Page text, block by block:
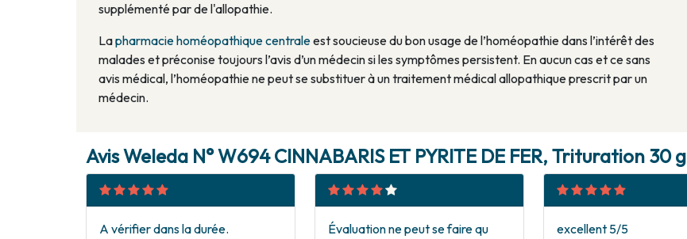
supplémenté par de l'allopathie.
Lapharmacie homéopathique centraleest soucieuse du bon usage de l’homéopathie dans l’intérêt des
malades et préconise toujours l’avis d’un médecin si les symptômes persistent. En aucun cas et ce sans
avis médical, l’homéopathie ne peut se substituer à un traitement médical allopathique prescrit par un
médecin.
Avis Weleda N° W694 CINNABARIS ET PYRITE DE FER, Trituration 30 g
A vérifier dans la durée.
Évaluation ne peut se faire qu
excellent 5/5